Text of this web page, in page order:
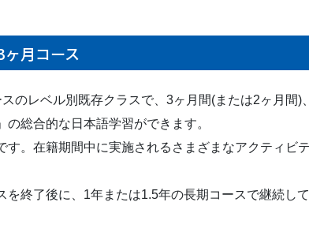
ヶ月コース
スのレベル別既存クラスで、3ヶ月間(または2ヶ月間)
の総合的な日本語学習ができます。
す。在籍期間中に実施されるさまざまなアクティビ
を終了後に、1年または1.5年の長期コースで継続し